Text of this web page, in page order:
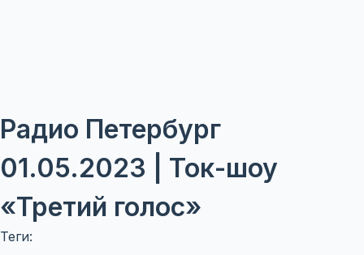
Радио Петербург
01.05.2023 | Ток-шоу
«Третий голос»
Теги: